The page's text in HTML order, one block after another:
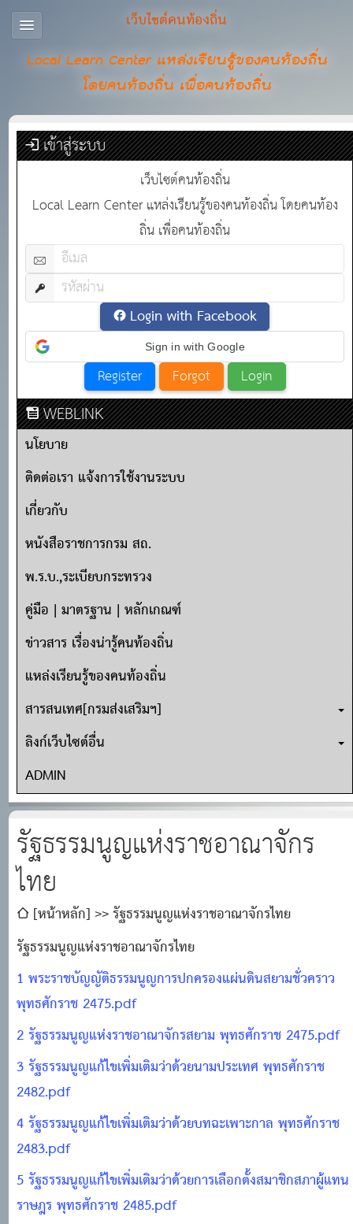
เว็บไซต์คนท้องถิ่น
Local Learn Center แหล่งเรียนรู้ของคนท้องถิ่น
โดยคนท้องถิ่น เพื่อคนท้องถิ่น
เข้าสู่ระบบ
เว็บไซต์คนท้องถิ่น
Local Learn Center แหล่งเรียนรู้ของคนท้องถิ่น โดยคนท้อง
ถิ่น เพื่อคนท้องถิ่น
Login with Facebook
Sign in with Google
WEBLINK
นโยบาย
ติดต่อเรา แจ้งการใช้งานระบบ
เกี่ยวกับ
หนังสือราชการกรม สถ.
พ.ร.บ.,ระเบียบกระทรวง
คู่มือ | มาตรฐาน | หลักเกณฑ์
ข่าวสาร เรื่องน่ารู้คนท้องถิ่น
แหล่งเรียนรู้ของคนท้องถิ่น
สารสนเทศ[กรมส่งเสริมฯ]
ลิงก์เว็บไซต์อื่น
ADMIN
รัฐธรรมนูญแห่งราชอาณาจักร
ไทย
[หน้าหลัก]
รัฐธรรมนูญแห่งราชอาณาจักรไทย
รัฐธรรมนูญแห่งราชอาณาจักรไทย
1 พระราชบัญญัติธรรมนูญการปกครองแผ่นดินสยามชั่วคราว
พุทธศักราช 2475.pdf
2 รัฐธรรมนูญแห่งราชอาณาจักรสยาม พุทธศักราช 2475.pdf
3 รัฐธรรมนูญแก้ไขเพิ่มเติมว่าด้วยนามประเทศ พุทธศักราช
2482.pdf
4 รัฐธรรมนูญแก้ไขเพิ่มเติมว่าด้วยบทฉะเพาะกาล พุทธศักราช
2483.pdf
5 รัฐธรรมนูญแก้ไขเพิ่มเติมว่าด้วยการเลือกตั้งสมาชิกสภาผู้แทน
ราษฎร พุทธศักราช 2485.pdf